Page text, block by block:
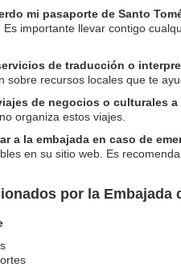
mi pasaporte de Santo
importante llevar contigo
de traducción o
sobre recursos locales que te
de negocios o culturales
organiza estos viajes.
a la embajada en caso de
en su sitio web. Es
por la Embajada